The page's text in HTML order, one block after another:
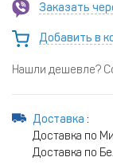
Заказать
Добавить в
Нашли дешевле?
Доставка :
Доставка по
Доставка по